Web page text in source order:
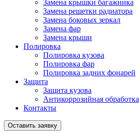
Замена крышки багажника
Замена решетки радиатора
Замена боковых зеркал
Замена фар
Замена крыши
Полировка
Полировка кузова
Полировка фар
Полировка задних фонарей
Защита
Защита кузова
Антикоррозийная обработка
Контакты
Оставить заявку